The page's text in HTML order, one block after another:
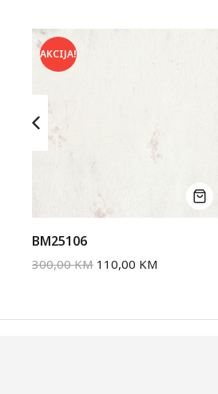
AKCIJA!
BM25106
300,00KM 110,00 KM